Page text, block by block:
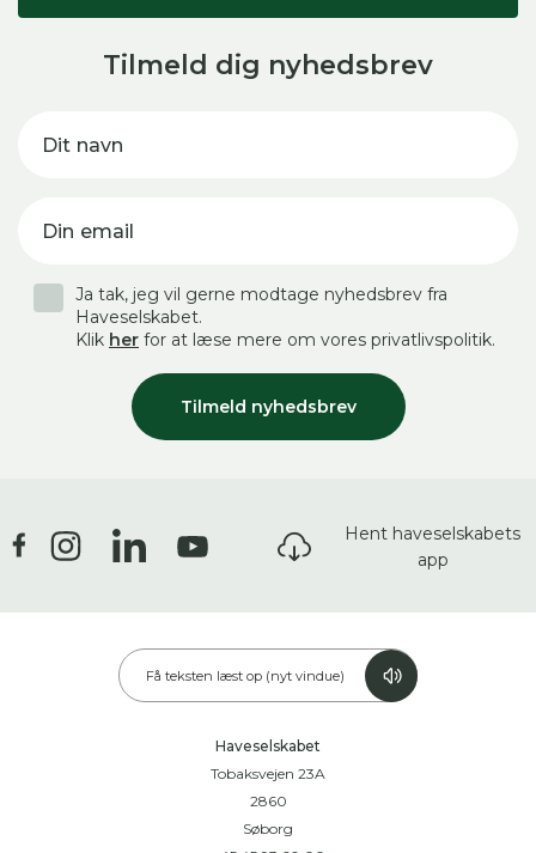
Tilmeld dig nyhedsbrev
Dit navn
Din email
Tilmeld nyhedsbrev
Ja tak, jeg vil gerne modtage nyhedsbrev fra
Haveselskabet.
Klik her for at læse mere om vores privatlivspolitik.
Hent haveselskabets
app
Få teksten læst op (nyt vindue)
Haveselskabet
Tobaksvejen 23A
2860
Søborg